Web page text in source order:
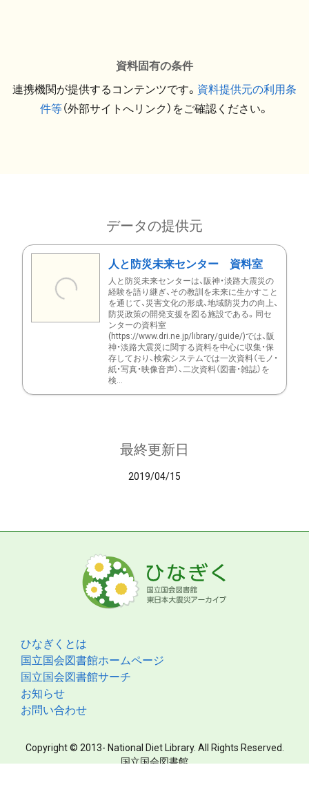
資料固有の条件
連携機関が提供するコンテンツです。 資料提供元の利用条
件等（外部サイトへリンク）をご確認ください。
データの提供元
人と防災未来センター 資料室
人と防災未来センターは、阪神・淡路大震災の
経験を語り継ぎ、その教訓を未来に生かすこと
を通じて、災害文化の形成、地域防災力の向上、
防災政策の開発支援を図る施設である。同セ
ンターの資料室
(https://www.dri.ne.jp/library/guide/)では、阪
神・淡路大震災に関する資料を中心に収集・保
存しており、検索システムでは一次資料（モノ・
紙・写真・映像音声）、二次資料（図書・雑誌）を
検...
最終更新日
2019/04/15
ひなぎくとは
国立国会図書館ホームページ
国立国会図書館サーチ
お知らせ
お問い合わせ
Copyright © 2013- National Diet Library. All Rights Reserved.